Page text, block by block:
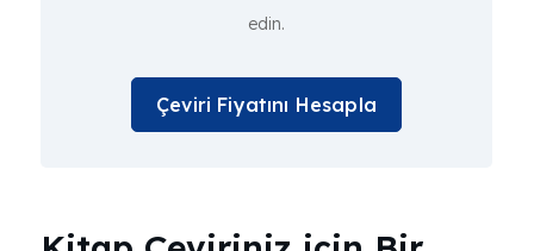
edin.
Çeviri Fiyatını Hesapla